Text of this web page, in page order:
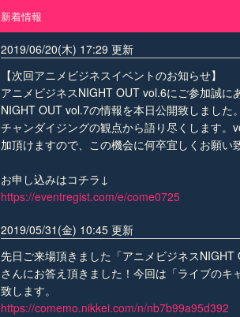
新着情報
2019/06/20(木) 17:29 更新
【次回アニメビジネスイベントのお知らせ】
アニメビジネスNIGHT OUT vol.6にご参加誠
NIGHT OUT vol.7の情報を本日公開致しまし
チャンダイジングの観点から語り尽くします
加頂けますので、この機会に何卒宜しくお願い
お申し込みはコチラ↓
https://eventregist.com/e/come0725
2019/05/31(金) 10:45 更新
先日ご来場頂きました「アニメビジネス
さんにお答え頂きました！今回は「ライブの
致します。
https://comemo.nikkei.com/n/nb7b99a95d392